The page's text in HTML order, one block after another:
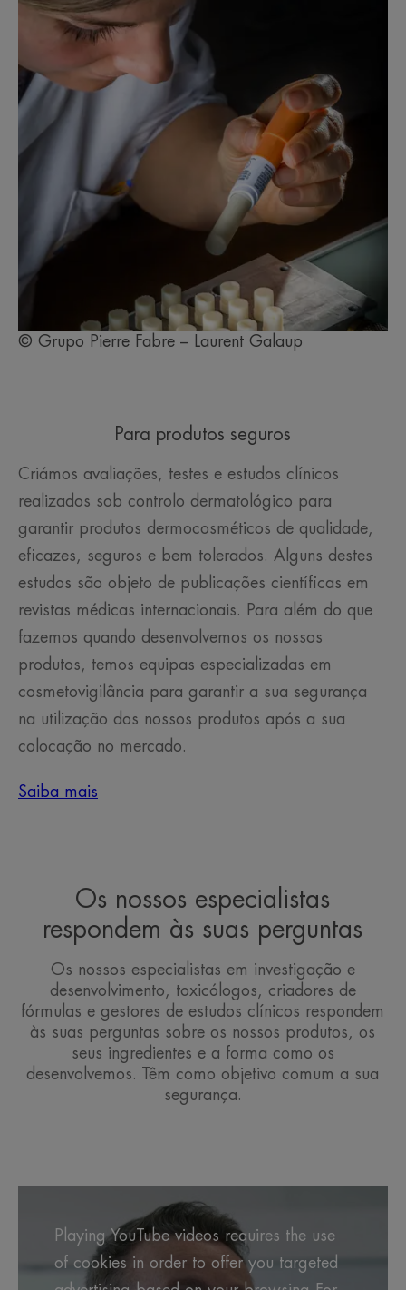
© Grupo Pierre Fabre – Laurent Galaup
Para produtos seguros
Criámos avaliações, testes e estudos clínicos
realizados sob controlo dermatológico para
garantir produtos dermocosméticos de qualidade,
eficazes, seguros e bem tolerados. Alguns destes
estudos são objeto de publicações científicas em
revistas médicas internacionais. Para além do que
fazemos quando desenvolvemos os nossos
produtos, temos equipas especializadas em
cosmetovigilância para garantir a sua segurança
na utilização dos nossos produtos após a sua
colocação no mercado.
Saiba mais
Os nossos especialistas
respondem às suas perguntas
Os nossos especialistas em investigação e
desenvolvimento, toxicólogos, criadores de
fórmulas e gestores de estudos clínicos respondem
às suas perguntas sobre os nossos produtos, os
seus ingredientes e a forma como os
desenvolvemos. Têm como objetivo comum a sua
segurança.
Playing YouTube videos requires the use
of cookies in order to offer you targeted